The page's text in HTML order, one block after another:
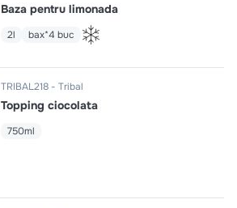
Baza pentru limonada
2l bax*4 buc
TRIBAL218 Tribal
Topping ciocolata
750ml